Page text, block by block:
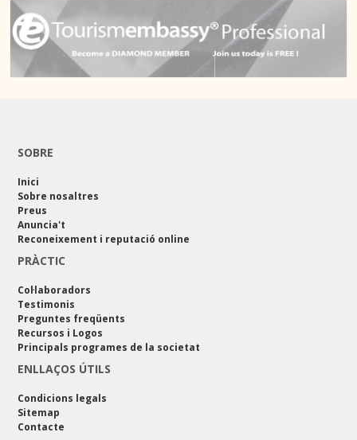
SOBRE
Inici
Sobre nosaltres
Preus
Anuncia't
Reconeixement i reputació online
PRÀCTIC
Col·laboradors
Testimonis
Preguntes freqüents
Recursos i Logos
Principals programes de la societat
ENLLAÇOS ÚTILS
Condicions legals
Sitemap
Contacte